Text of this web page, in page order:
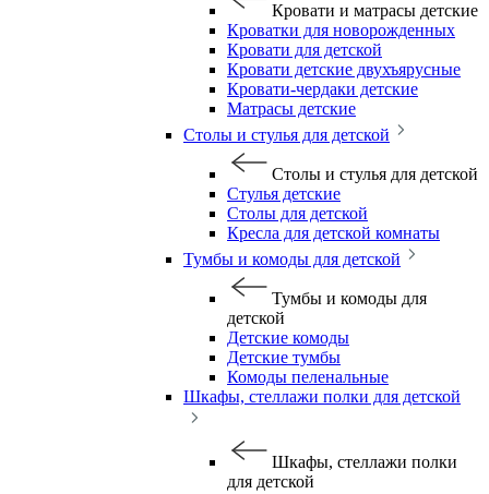
Кровати и матрасы детские
Кроватки для новорожденных
Кровати для детской
Кровати детские двухъярусные
Кровати-чердаки детские
Матрасы детские
Столы и стулья для детской
Столы и стулья для детской
Стулья детские
Столы для детской
Кресла для детской комнаты
Тумбы и комоды для детской
Тумбы и комоды для
детской
Детские комоды
Детские тумбы
Комоды пеленальные
Шкафы, стеллажи полки для детской
Шкафы, стеллажи полки
для детской